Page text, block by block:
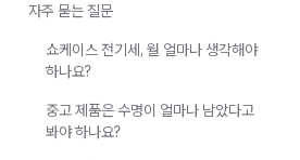
자주 묻는 질문
쇼케이스 전기세, 월 얼마나 생각해야
하나요?
중고 제품은 수명이 얼마나 남았다고
봐야 하나요?